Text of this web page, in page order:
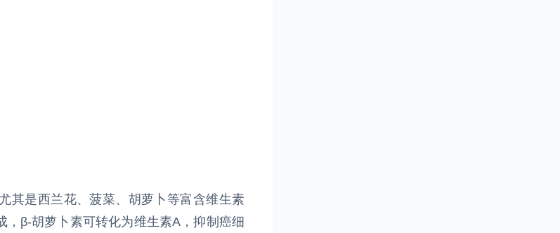
其是西兰花、菠菜、胡萝卜等富含维生素
β-胡萝卜素可转化为维生素A，抑制癌细